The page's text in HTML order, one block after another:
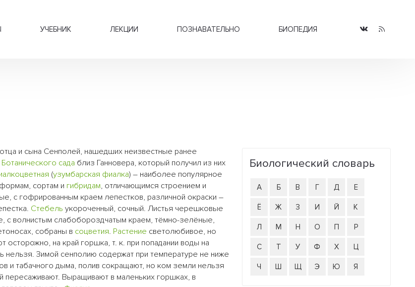
УЧЕБНИК ЛЕКЦИИ ПОЗНАВАТЕЛЬНО БИОПЕДИЯ
и сына Сенполей, нашедших неизвестные ранее
Ботанического сада близ Ганновера, который получил из них
(узумбарская фиалка) – наиболее популярное
сортам и гибридам, отличающимся строением и
с гофрированным краем лепестков, различной окраски –
Стебель укороченный, сочный. Листья черешковые
с волнистым слабобороздчатым краем, тёмно-зелёные,
собраны в соцветия. Растение светолюбивое, но
на край горшка, т. к. при попадании воды на
нельзя. Зимой сенполию содержат при температуре не ниже
и табачного дыма, полив сокращают, но ком земли нельзя
Выращивают в маленьких горшках, в
Биологический словарь
А Б В Г Д Е
Ё Ж З И Й К
Л М Н О П Р
С Т У Ф Х Ц
Ч Ш Щ Э Ю Я